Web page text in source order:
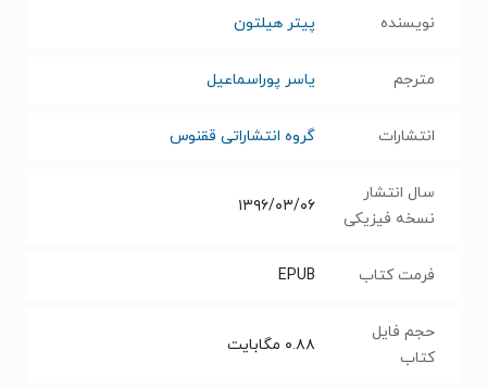
نویسنده پیتر هیلتون
مترجم یاسر پوراسماعیل
انتشارات گروه انتشاراتی ققنوس
سال انتشار
نسخه فیزیکی
۱۳۹۶/۰۳/۰۶
فرمت کتاب EPUB
حجم فایل
کتاب
۰.۸۸ مگابایت